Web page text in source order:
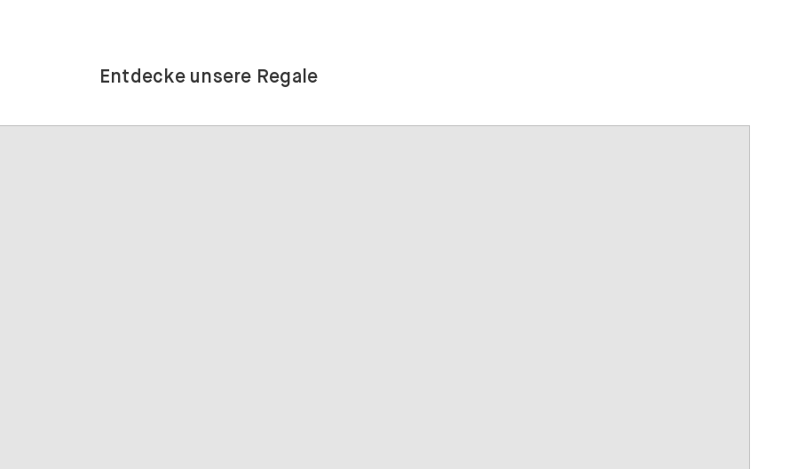
Entdecke unsere Regale